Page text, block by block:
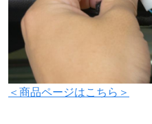
＜商品ページはこちら＞